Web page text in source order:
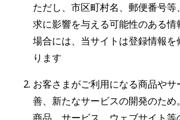
ただし、市区町村名、郵便番号
求に影響を与える可能性のある
場合には、当サイトは登録情報
ります
お客さまがご利用になる商品や
善、新たなサービスの開発のため。